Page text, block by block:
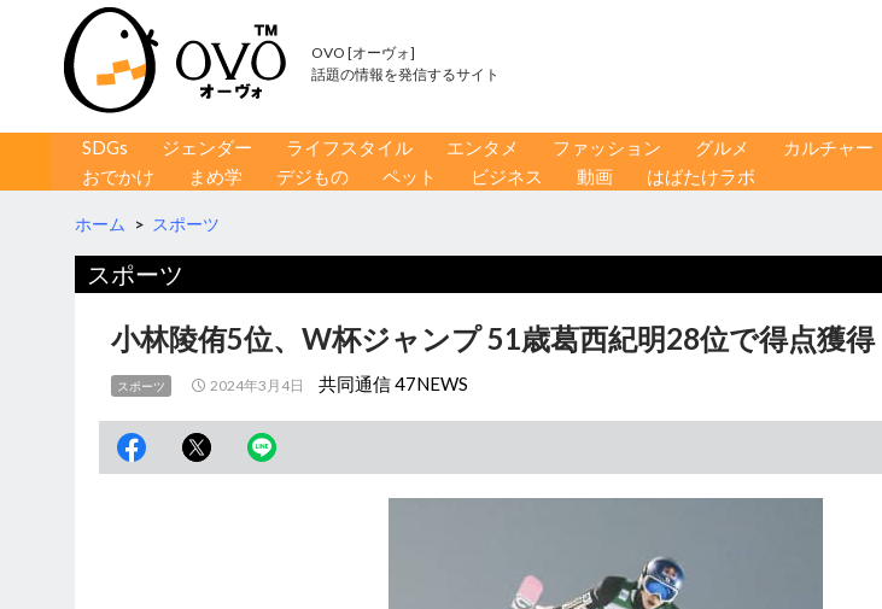
OVO [オーヴォ]
話題の情報を発信するサイト
コンテンツへ移動
SDGs ジェンダー ライフスタイル エンタメ ファッション グルメ カルチャー
おでかけ
まめ学 デジもの ペット ビジネス 動画 はばたけラボ
ホーム > スポーツ
スポーツ
小林陵侑5位、W杯ジャンプ 51歳葛西紀明28位で得点獲得
スポーツ 2024年3月4日 共同通信 47NEWS